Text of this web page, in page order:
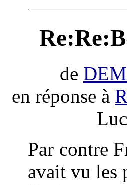
de
en réponse à
Par contre
avait vu les